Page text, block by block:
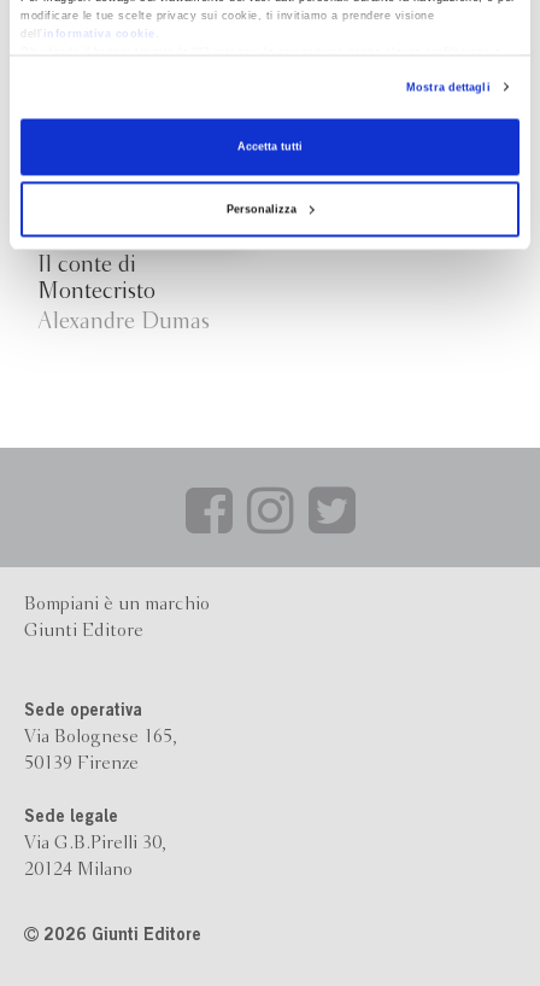
modificare le tue scelte privacy sui cookie, ti invitiamo a prendere visione
dell’
informativa cookie
RevocaMostra dettagli
Accetta tutti
Personalizza
Il conte di
Montecristo
Alexandre Dumas
Bompiani è un marchio
Giunti Editore
Sede operativa
Via Bolognese 165,
50139 Firenze
Sede legale
Via G.B.Pirelli 30,
20124 Milano
2026 Giunti Editore